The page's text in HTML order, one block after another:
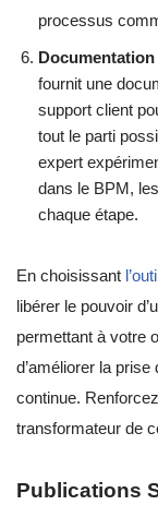
processus
fournit une
support client
tout le parti
expert
dans le BPM,
chaque étape.
En choisissant
libérer le pouvoir
permettant à votre
d’améliorer la
continue.
transformateur de
Publications